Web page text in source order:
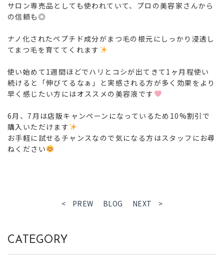
サロン専売品としても使われていて、プロの美容家さんから
の信頼も◎
ナノ化されたペプチド成分がまつ毛の根元にしっかり浸透し
てまつ毛を育ててくれます
使い始めて1週間ほどでハリとコシが出てきて1ヶ月程使い
続けると「伸びてるなぁ」と実感される方が多く効果をより
早く感じたい方にはオススメの美容液です
6月、7月は店販キャンペーンになっているため10%割引で
購入いただけます
お手軽に試せるチャンスなので気になる方はスタッフにお尋
ねください
< PREW BLOG NEXT >
CATEGORY